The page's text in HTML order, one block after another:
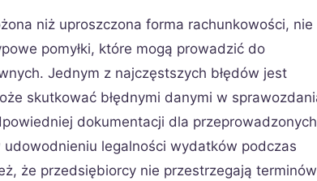
niż uproszczona forma rachunkowości, nie
pomyłki, które mogą prowadzić do
Jednym z najczęstszych błędów jest
skutkować błędnymi danymi w
dokumentacji dla przeprowadzonych
legalności wydatków podczas
że przedsiębiorcy nie przestrzegają terminów